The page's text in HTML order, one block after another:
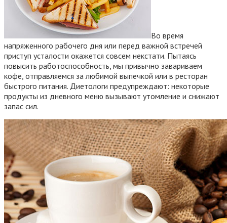
Во время
напряженного рабочего дня или перед важной встречей
приступ усталости окажется совсем некстати. Пытаясь
повысить работоспособность, мы привычно завариваем
кофе, отправляемся за любимой выпечкой или в ресторан
быстрого питания. Диетологи предупреждают: некоторые
продукты из дневного меню вызывают утомление и снижают
запас сил.